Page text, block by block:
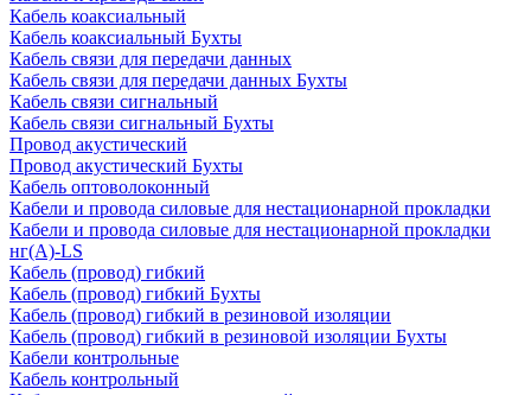
Кабель коаксиальный
Кабель коаксиальный Бухты
Кабель связи для передачи данных
Кабель связи для передачи данных Бухты
Кабель связи сигнальный
Кабель связи сигнальный Бухты
Провод акустический
Провод акустический Бухты
Кабель оптоволоконный
Кабели и провода силовые для нестационарной прокладки
Кабели и провода силовые для нестационарной прокладки
нг(А)-LS
Кабель (провод) гибкий
Кабель (провод) гибкий Бухты
Кабель (провод) гибкий в резиновой изоляции
Кабель (провод) гибкий в резиновой изоляции Бухты
Кабели контрольные
Кабель контрольный